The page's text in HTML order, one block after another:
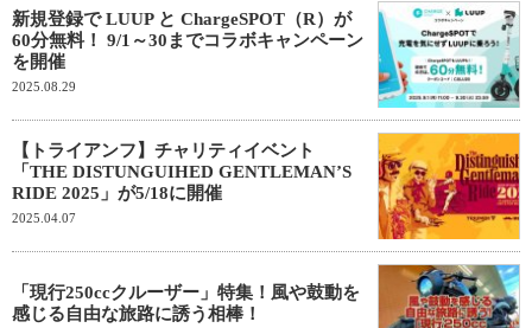
新規登録で LUUP と ChargeSPOT（R）が
60分無料！ 9/1～30までコラボキャンペーン
を開催
2025.08.29
【トライアンフ】チャリティイベント
「THE DISTUNGUIHED GENTLEMAN’S
RIDE 2025」が5/18に開催
2025.04.07
「現行250ccクルーザー」特集！風や鼓動を
感じる自由な旅路に誘う相棒！